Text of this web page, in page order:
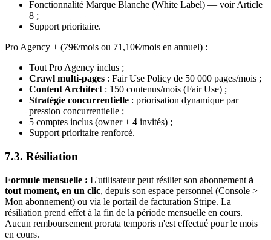
Fonctionnalité Marque Blanche (White Label) — voir Article
8 ;
Support prioritaire.
Pro Agency + (79€/mois ou 71,10€/mois en annuel) :
Tout Pro Agency inclus ;
Crawl multi-pages : Fair Use Policy de 50 000 pages/mois ;
Content Architect: 150 contenus/mois (Fair Use) ;
Stratégie concurrentielle : priorisation dynamique par
pression concurrentielle ;
5 comptes inclus (owner + 4 invités) ;
Support prioritaire renforcé.
7.3. Résiliation
Formule mensuelle : L'utilisateur peut résilier son abonnement à
tout moment, en un clic, depuis son espace personnel (Console >
Mon abonnement) ou via le portail de facturation Stripe. La
résiliation prend effet à la fin de la période mensuelle en cours.
Aucun remboursement prorata temporis n'est effectué pour le mois
en cours.